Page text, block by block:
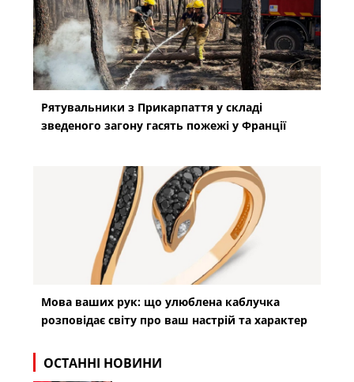
Рятувальники з Прикарпаття у складі
зведеного загону гасять пожежі у Франції
Мова ваших рук: що улюблена каблучка
розповідає світу про ваш настрій та характер
ОСТАННІ НОВИНИ